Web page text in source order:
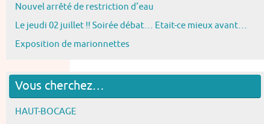
Nouvel arrêté de restriction d’eau
Le jeudi 02 juillet !! Soirée débat… Etait-ce mieux avant…
Exposition de marionnettes
Vous cherchez…
HAUT-BOCAGE